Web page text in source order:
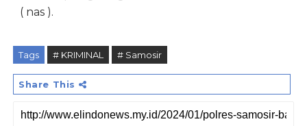
( nas ).
Tags # KRIMINAL # Samosir
Share This